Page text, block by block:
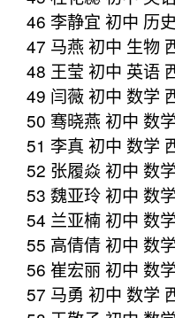
46 李静宜 初中 历
47 马燕 初中 生物
48 王莹 初中 英语
49 闫薇 初中 数学
50 骞晓燕 初中 数
51 李真 初中 数学
52 张履焱 初中 数
53 魏亚玲 初中 数
54 兰亚楠 初中 数
55 高倩倩 初中 数
56 崔宏丽 初中 数
57 马勇 初中 数学